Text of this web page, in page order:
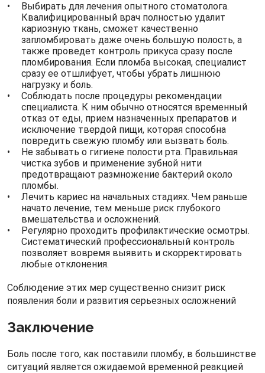
Выбирать для лечения опытного стоматолога.
Квалифицированный врач полностью удалит
кариозную ткань, сможет качественно
запломбировать даже очень большую полость, а
также проведет контроль прикуса сразу после
пломбирования. Если пломба высокая, специалист
сразу ее отшлифует, чтобы убрать лишнюю
нагрузку и боль.
Соблюдать после процедуры рекомендации
специалиста. К ним обычно относятся временный
отказ от еды, прием назначенных препаратов и
исключение твердой пищи, которая способна
повредить свежую пломбу или вызвать боль.
Не забывать о гигиене полости рта. Правильная
чистка зубов и применение зубной нити
предотвращают размножение бактерий около
пломбы.
Лечить кариес на начальных стадиях. Чем раньше
начато лечение, тем меньше риск глубокого
вмешательства и осложнений.
Регулярно проходить профилактические осмотры.
Систематический профессиональный контроль
позволяет вовремя выявить и скорректировать
любые отклонения.
Соблюдение этих мер существенно снизит риск
появления боли и развития серьезных осложнений
Заключение
Боль после того, как поставили пломбу, в большинстве
ситуаций является ожидаемой временной реакцией